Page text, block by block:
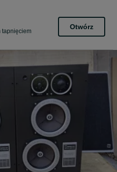
tapnięciem
Otwórz